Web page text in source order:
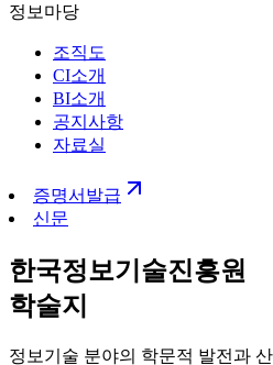
정보마당
조직도
CI소개
BI소개
공지사항
자료실
증명서발급
신문
한국정보기술진흥원
학술지
정보기술 분야의 학문적 발전과